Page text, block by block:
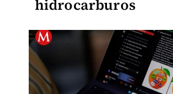
hidrocarburos